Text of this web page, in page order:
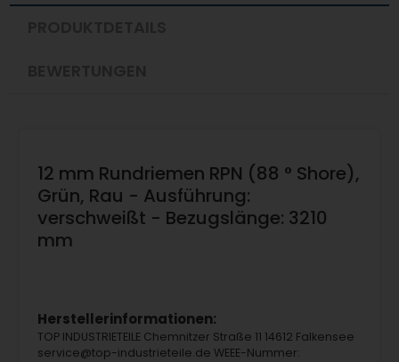
12 mm Rundriemen RPN (88 ° Shore),
Grün, Rau - Ausführung:
verschweißt - Bezugslänge: 3210
mm
Herstellerinformationen:
TOP INDUSTRIETEILE Chemnitzer Straße 11 14612 Falkensee
service@top-industrieteile.de WEEE-Nummer: